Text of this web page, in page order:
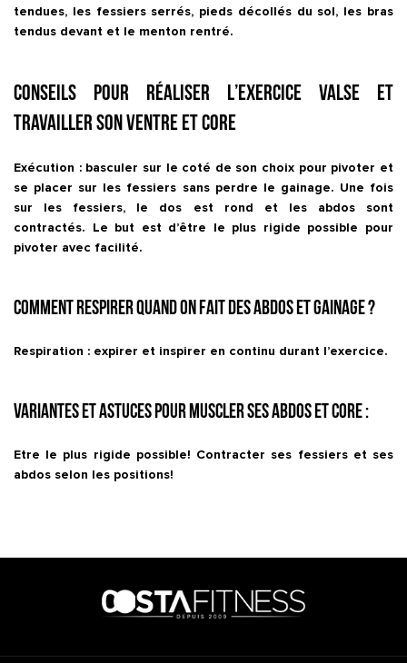
tendues, les fessiers serrés, pieds décollés du sol, les bras
tendus devant et le menton rentré.
Conseils pour réaliser l’exercice Valse et
travailler son ventre et core
Exécution : basculer sur le coté de son choix pour pivoter et
se placer sur les fessiers sans perdre le gainage. Une fois
sur les fessiers, le dos est rond et les abdos sont
contractés. Le but est d’être le plus rigide possible pour
pivoter avec facilité.
Comment respirer quand on fait des abdos et gainage ?
Respiration : expirer et inspirer en continu durant l’exercice.
Variantes et astuces pour muscler ses abdos et core :
Etre le plus rigide possible! Contracter ses fessiers et ses
abdos selon les positions!